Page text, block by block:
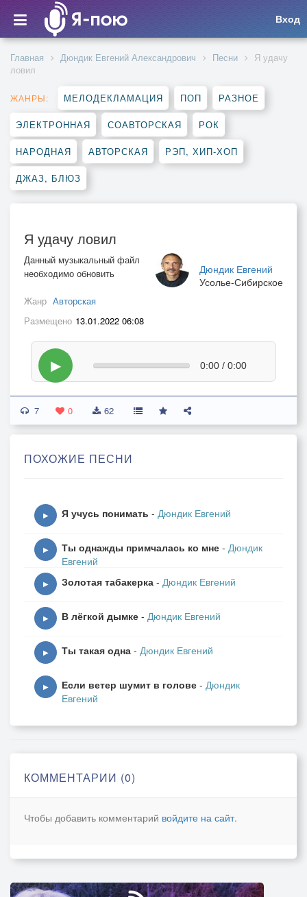
Вход
Главная Дюндик Евгений Александрович Песни
Я удачу
ловил
ЖАНРЫ: МЕЛОДЕКЛАМАЦИЯ ПОП РАЗНОЕ
ЭЛЕКТРОННАЯ СОАВТОРСКАЯ РОК
НАРОДНАЯ АВТОРСКАЯ РЭП, ХИП-ХОП
ДЖАЗ, БЛЮЗ
Я удачу ловил
Дюндик Евгений
Усолье-Сибирское
Данный музыкальный файл
необходимо обновить
Жанр Авторская
Размещено 13.01.2022 06:08
▶ 0:00 / 0:00
7 0 62
ПОХОЖИЕ ПЕСНИ
▶ Я учусь понимать - Дюндик Евгений
▶ Ты однажды примчалась ко мне - Дюндик
Евгений
▶ Золотая табакерка - Дюндик Евгений
▶ В лёгкой дымке - Дюндик Евгений
▶ Ты такая одна - Дюндик Евгений
▶ Если ветер шумит в голове - Дюндик
Евгений
КОММЕНТАРИИ (0)
Чтобы добавить комментарий войдите на сайт.